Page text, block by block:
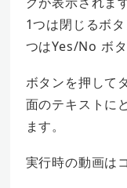
1つは閉じるボ
つはYes/No ボ
ボタンを押して
面のテキストに
ます。
実行時の動画は